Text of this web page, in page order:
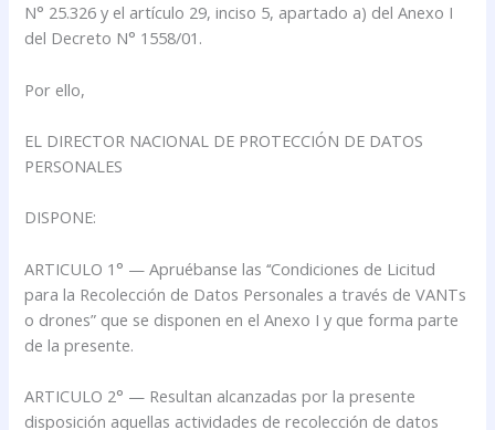
N° 25.326 y el artículo 29, inciso 5, apartado a) del Anexo I
del Decreto N° 1558/01.
Por ello,
EL DIRECTOR NACIONAL DE PROTECCIÓN DE DATOS
PERSONALES
DISPONE:
ARTICULO 1° — Apruébanse las ‘‘Condiciones de Licitud
para la Recolección de Datos Personales a través de VANTs
o drones” que se disponen en el Anexo I y que forma parte
de la presente.
ARTICULO 2° — Resultan alcanzadas por la presente
disposición aquellas actividades de recolección de datos